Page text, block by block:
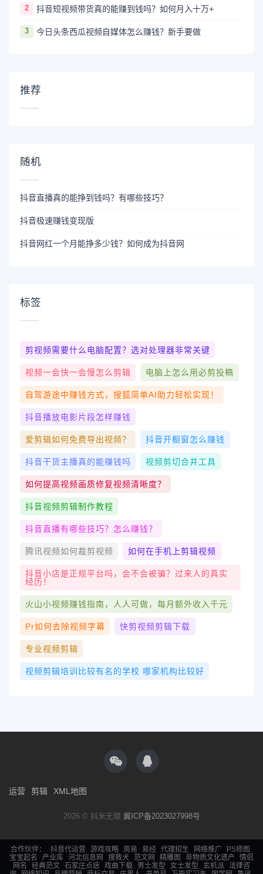
2 抖音短视频带货真的能赚到钱吗？如何月入十万+
3 今日头条西瓜视频自媒体怎么赚钱？新手要做
推荐
随机
抖音直播真的能挣到钱吗？有哪些技巧？
抖音极速赚钱变现版
抖音网红一个月能挣多少钱？如何成为抖音网
标签
剪视频需要什么电脑配置？选对处理器非常关键
视频一会快一会慢怎么剪辑 电脑上怎么用必剪投稿
自驾游途中赚钱方式，搜狐简单AI助力轻松实现！
抖音播放电影片段怎样赚钱
爱剪辑如何免费导出视频？ 抖音开橱窗怎么赚钱
抖音干货主播真的能赚钱吗 视频剪切合并工具
如何提高视频画质修复视频清晰度？
抖音视频剪辑制作教程
抖音直播有哪些技巧？怎么赚钱？
腾讯视频如何裁剪视频 如何在手机上剪辑视频
抖音小店是正规平台吗，会不会被骗？过来人的真实
经历！
火山小视频赚钱指南，人人可做，每月额外收入千元
Pr如何去除视频字幕 快剪视频剪辑下载
专业视频剪辑
视频剪辑培训比较有名的学校 哪家机构比较好
运营 剪辑 XML地图
2026 © 抖米无垠 冀ICP备2023027998号
合作伙伴： 抖音代运营 游戏攻略 周易 易经 代理招生 网络推广
PS修图
宝宝起名
产业库 河北信息网 搜救犬 范文网 精雕图 非物质文化遗产
情侣
网名
经典范文 石家庄点痣 戏曲下载 男士发型 女士发型 玄机派
法律咨